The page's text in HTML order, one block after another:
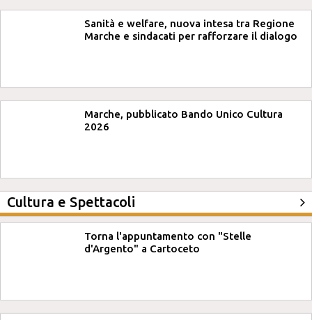
Sanità e welfare, nuova intesa tra Regione
Marche e sindacati per rafforzare il dialogo
Marche, pubblicato Bando Unico Cultura
2026
Cultura e Spettacoli
Torna l'appuntamento con "Stelle
d'Argento" a Cartoceto